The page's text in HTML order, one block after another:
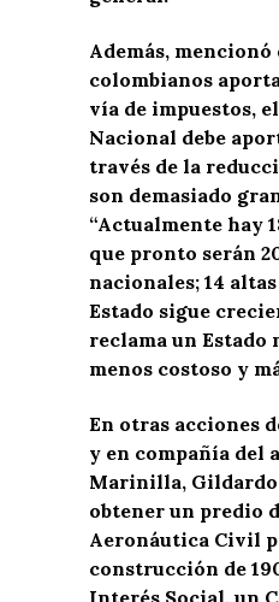
Además,
colombianos
vía de impuestos,
Nacional debe
través de la
son demasiado
“Actualmente hay
que pronto serán
nacionales; 14
Estado sigue
reclama un Estado
menos costoso y
En otras acciones
y en compañía del
Marinilla,
obtener un predio
Aeronáutica Civil
construcción de
Interés Social, un